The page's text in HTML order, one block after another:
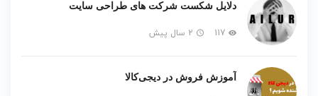
دلایل شکست شرکت های طراحی سایت
117 2 سال پیش
آموزش فروش در دیجی‌کالا